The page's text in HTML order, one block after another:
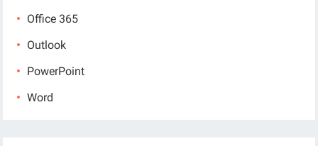
Office 365
Outlook
PowerPoint
Word